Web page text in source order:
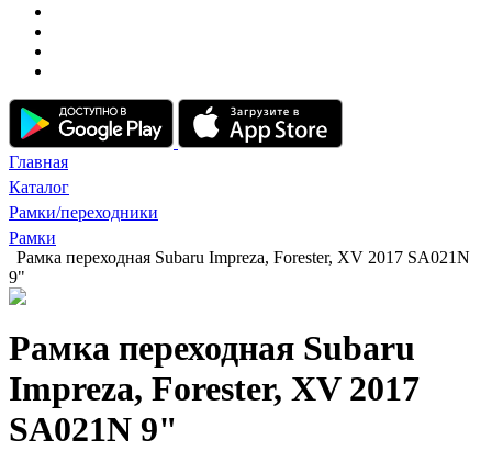
Главная
Каталог
Рамки/переходники
Рамки
Рамка переходная Subaru Impreza, Forester, XV 2017 SA021N
9"
Рамка переходная Subaru
Impreza, Forester, XV 2017
SA021N 9"